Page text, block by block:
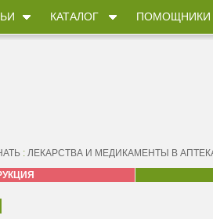
КАТАЛОГ ПОМОЩНИКИ
: ЛЕКАРСТВА И МЕДИКАМЕНТЫ В